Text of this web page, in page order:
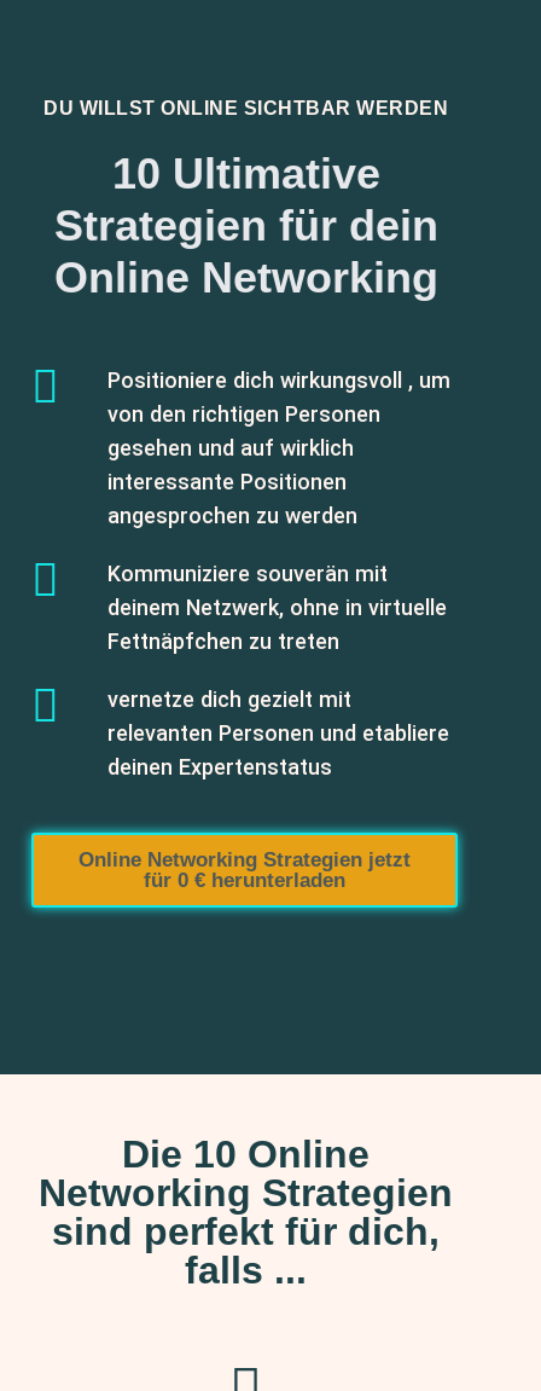
DU WILLST ONLINE SICHTBAR WERDEN
10 Ultimative
Strategien für dein
Online Networking
Positioniere dich wirkungsvoll , um
von den richtigen Personen
gesehen und auf wirklich
interessante Positionen
angesprochen zu werden
Kommuniziere souverän mit
deinem Netzwerk, ohne in virtuelle
Fettnäpfchen zu treten
vernetze dich gezielt mit
relevanten Personen und etabliere
deinen Expertenstatus
Online Networking Strategien jetzt
für 0 € herunterladen
Die 10 Online
Networking Strategien
sind perfekt für dich,
falls ...